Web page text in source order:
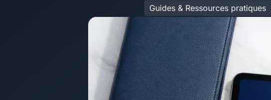
Guides & Ressources pratiques